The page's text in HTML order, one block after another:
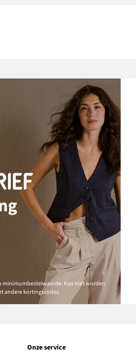
minimumbestelwaarde. Kan niet worden
andere kortingscodes.
Onze service